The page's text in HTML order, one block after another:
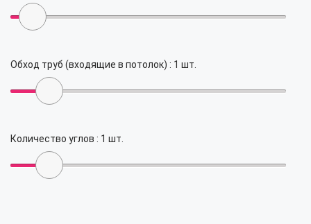
Обход труб (входящие в потолок) : 1 шт.
Количество углов : 1 шт.